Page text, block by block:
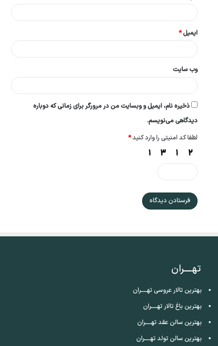
ایمیل*
وب‌ سایت
ذخیره نام، ایمیل و وبسایت من در مرورگر برای زمانی که دوباره
دیدگاهی می‌نویسم.
لطفا کد امنیتی را وارد کنید*
تهــــران
بهترین تالار عروسی تهــــران
بهترین باغ تالار تهــــران
بهترین سالن عقد تهــــران
بهترین سالن تولد تهــــران